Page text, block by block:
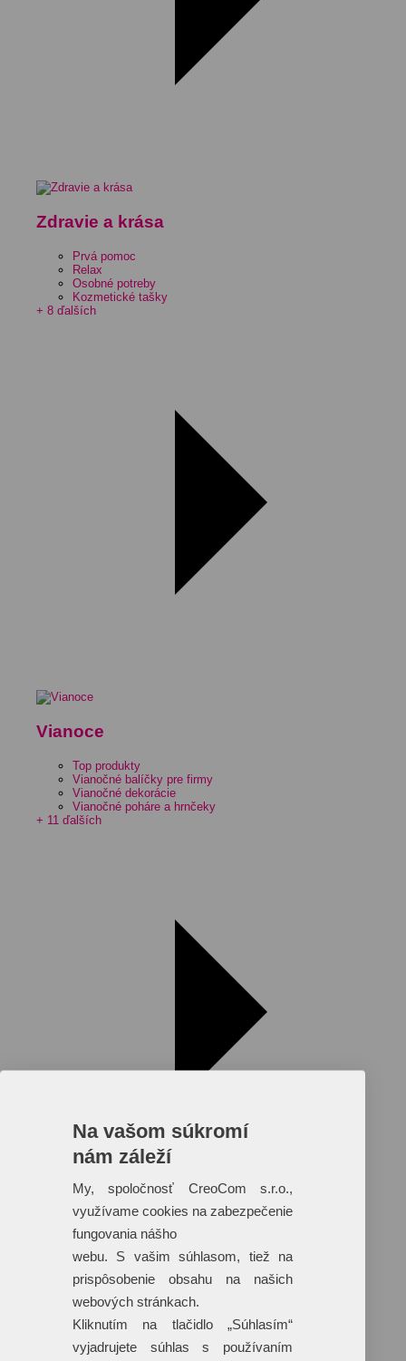
Zdravie a krása
Prvá pomoc
Relax
Osobné potreby
Kozmetické tašky
+ 8 ďalších
Vianoce
Top produkty
Vianočné balíčky pre firmy
Vianočné dekorácie
Vianočné poháre a hrnčeky
+ 11 ďalších
Reklamné predmety s plnofarebnou
potlačou
Dáždniky
Tašky
Hračky
+ 17 ďalších
Na vašom súkromí
nám záleží
My, spoločnosť CreoCom s.r.o.,
využívame cookies na zabezpečenie
fungovania nášho
webu. S vašim súhlasom, tiež na
prispôsobenie obsahu na našich
webových stránkach.
Kliknutím na tlačidlo „Súhlasím“
vyjadrujete súhlas s používaním